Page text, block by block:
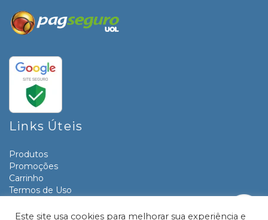
Links Úteis
Produtos
Promoções
Carrinho
Termos de Uso
Contato
Este site usa cookies para melhorar sua experiência e